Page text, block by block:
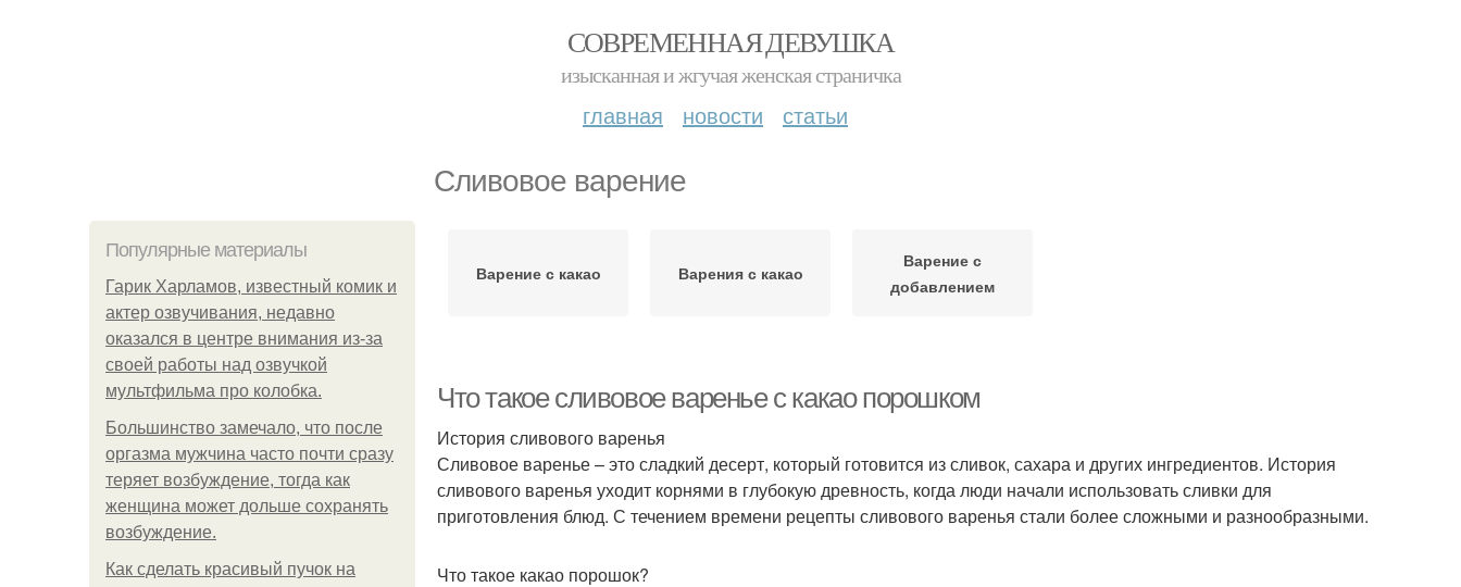
СОВРЕМЕННАЯ ДЕВУШКА
изысканная и жгучая женская страничка
главная новости статьи
Сливовое варение
Популярные материалы
Гарик Харламов, известный комик и
актер озвучивания, недавно
оказался в центре внимания из-за
своей работы над озвучкой
мультфильма про колобка.
Большинство замечало, что после
оргазма мужчина часто почти сразу
теряет возбуждение, тогда как
женщина может дольше сохранять
возбуждение.
Как сделать красивый пучок на
Варение с какао Варения с какао
Варение с
добавлением
Что такое сливовое варенье с какао порошком
История сливового варенья
Сливовое варенье – это сладкий десерт, который готовится из сливок, сахара и других ингредиентов. История
сливового варенья уходит корнями в глубокую древность, когда люди начали использовать сливки для
приготовления блюд. С течением времени рецепты сливового варенья стали более сложными и разнообразными.
Что такое какао порошок?